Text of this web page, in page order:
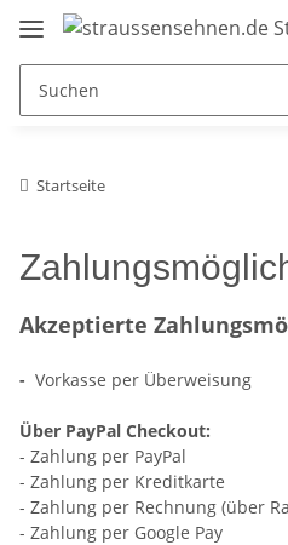
Startseite
Akzeptierte
- Vorkasse per Überweisung
Über PayPal Checkout:
- Zahlung per PayPal
- Zahlung per Kreditkarte
- Zahlung per Rechnung (über
- Zahlung per Google Pay